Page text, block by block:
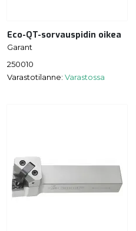
Eco-QT-sorvauspidin oikea
Garant
250010
Varastotilanne: Varastossa